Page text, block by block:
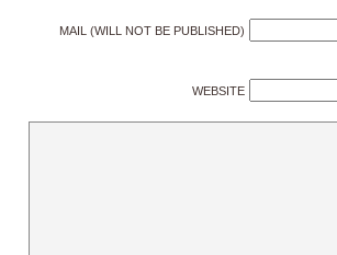
MAIL (WILL NOT BE PUBLISHED)
WEBSITE